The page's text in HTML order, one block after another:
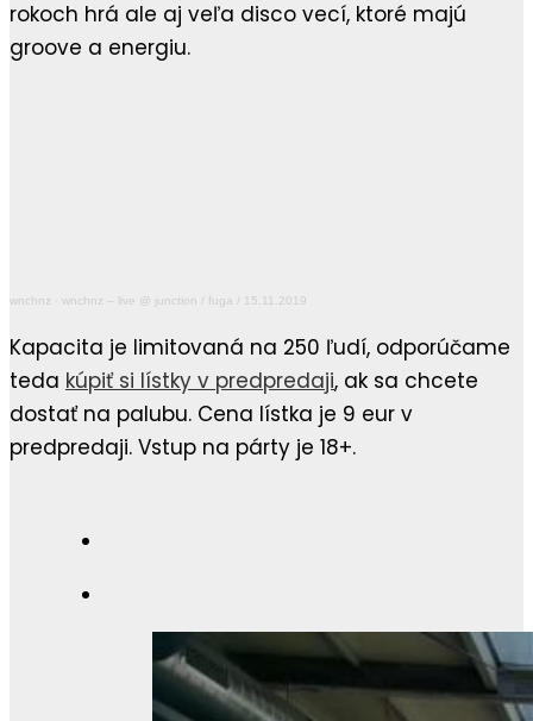
rokoch hrá ale aj veľa disco vecí, ktoré majú
groove a energiu.
wnchnz · wnchnz – live @ junction / fuga / 15.11.2019
Kapacita je limitovaná na 250 ľudí, odporúčame
teda kúpiť si lístky v predpredaji, ak sa chcete
dostať na palubu. Cena lístka je 9 eur v
predpredaji. Vstup na párty je 18+.